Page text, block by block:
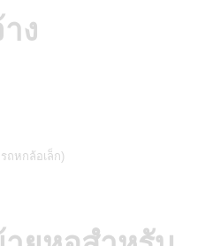
ง
ถหกล้อเล็ก)